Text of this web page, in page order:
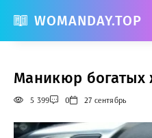
WOMANDAY.TOP
Маникюр богатых
5 399 0 27 сентябрь